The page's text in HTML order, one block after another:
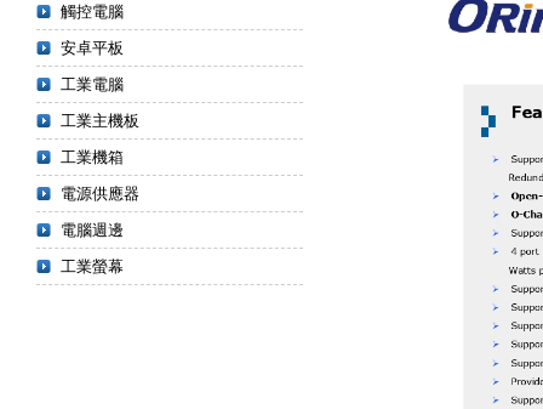
觸控電腦
安卓平板
工業電腦
工業主機板
工業機箱
電源供應器
電腦週邊
工業螢幕